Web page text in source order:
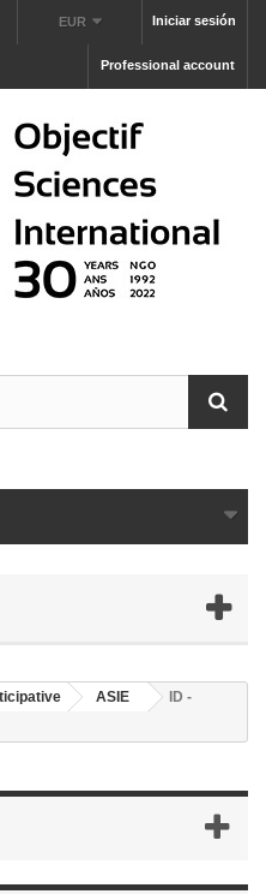
Iniciar sesión
EUR
Professional account
ASIE
ID -